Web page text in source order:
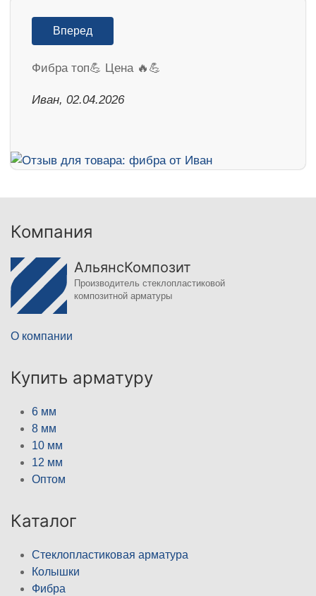
Вперед
Фибра топ💪 Цена 🔥💪
Иван, 02.04.2026
Компания
АльянсКомпозит
Производитель стеклопластиковой
композитной арматуры
О компании
Купить арматуру
6 мм
8 мм
10 мм
12 мм
Оптом
Каталог
Стеклопластиковая арматура
Колышки
Фибра